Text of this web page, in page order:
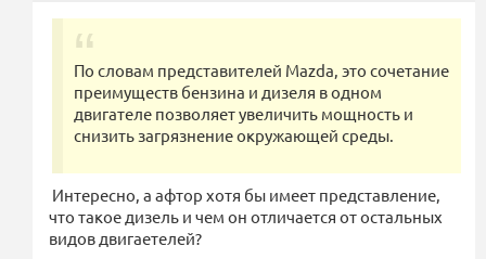
По словам представителей Mazda, это сочетание
преимуществ бензина и дизеля в одном
двигателе позволяет увеличить мощность и
снизить загрязнение окружающей среды.
Интересно, а афтор хотя бы имеет представление,
что такое дизель и чем он отличается от остальных
видов двигаетелей?